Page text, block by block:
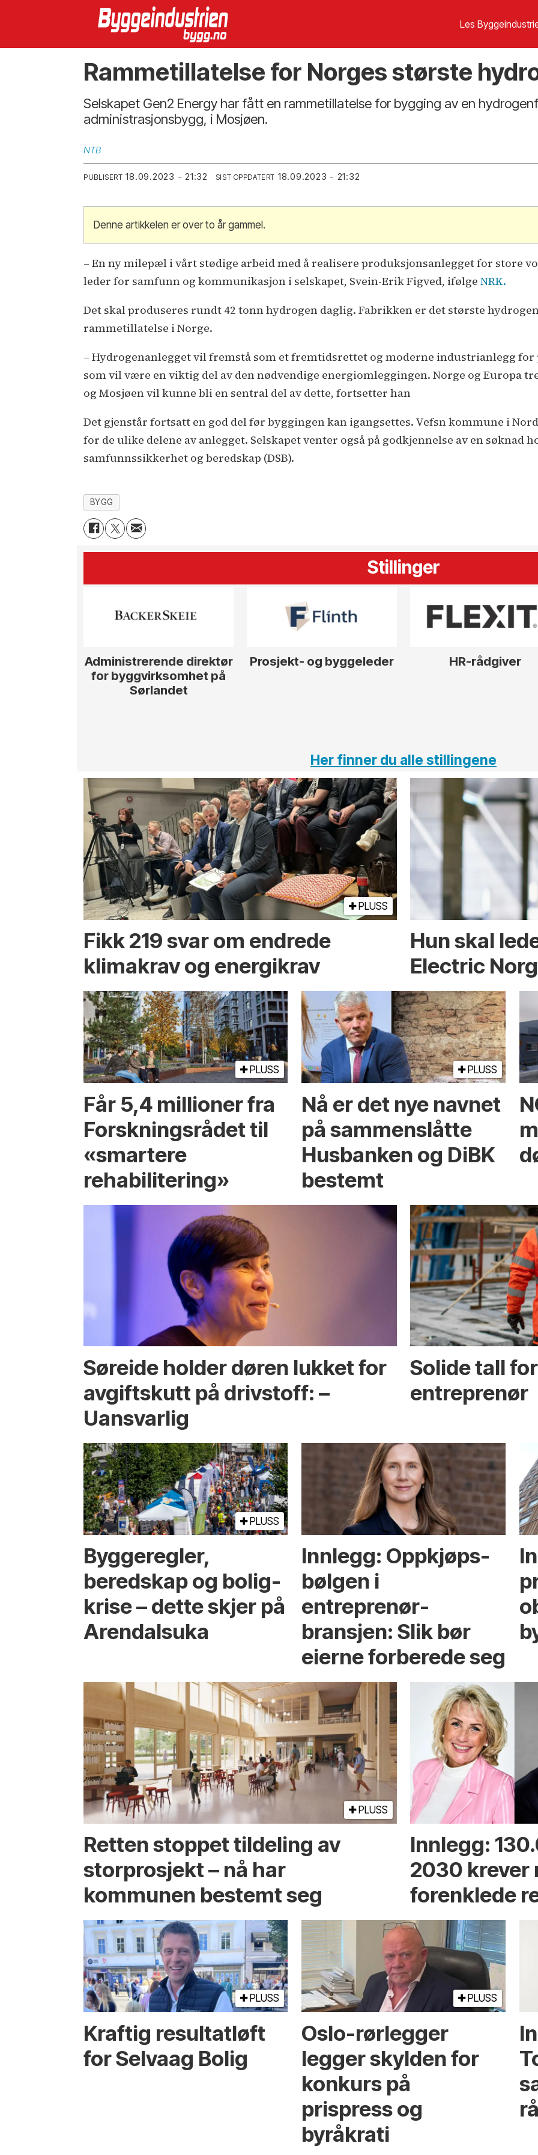
Les
Rammetillatelse for Norges største
Selskapet Gen2 Energy har fått en rammetillatelse for bygging av en
administrasjonsbygg, i Mosjøen.
NTB
PUBLISERT 18.09.2023 - 21:32 SIST OPPDATERT 18.09.2023 - 21:32
Denne artikkelen er over to år gammel.
– En ny milepæl i vårt stødige arbeid med å realisere produksjonsanlegget for store
leder for samfunn og kommunikasjon i selskapet, Svein-Erik Figved, ifølgeNRK.
Det skal produseres rundt 42 tonn hydrogen daglig. Fabrikken er det største
rammetillatelse i Norge.
– Hydrogenanlegget vil fremstå som et fremtidsrettet og moderne industrianlegg
som vil være en viktig del av den nødvendige energiomleggingen. Norge og Europa
og Mosjøen vil kunne bli en sentral del av dette, fortsetter han
Det gjenstår fortsatt en god del før byggingen kan igangsettes. Vefsn kommune i
for de ulike delene av anlegget. Selskapet venter også på godkjennelse av en søknad
samfunnssikkerhet og beredskap (DSB).
BYGG
Stillinger
Administrerende direktør
for byggvirksomhet på
Sørlandet
Prosjekt- og byggeleder HR-rådgiver
Her finner du alle stillingene
PLUSS
Fikk 219 svar om endrede
klimakrav og energikrav
Hun skal
Electric
PLUSS
Får 5,4 millioner fra
Forskningsrådet til
«smartere
rehabilitering»
PLUSS
Nå er det nye navnet
på sammenslåtte
Husbanken og DiBK
bestemt
Søreide holder døren lukket for
avgiftskutt på drivstoff: –
Uansvarlig
Solide tall
entreprenør
PLUSS
Bygge­regler,
beredskap og bolig­
krise – dette skjer på
Arendals­uka
Innlegg: Oppkjøps­
bølgen i
entreprenør­
bransjen: Slik bør
eierne forberede seg
PLUSS
Retten stoppet tildeling av
storprosjekt – nå har
kommunen bestemt seg
Innlegg:
2030 krever
forenklede
PLUSS
Kraftig resultatløft
for Selvaag Bolig
PLUSS
Oslo-rørlegger
legger skylden for
konkurs på
prispress og
byråkrati